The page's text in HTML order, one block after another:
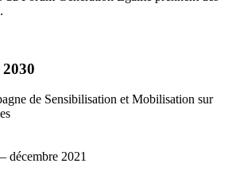
de Sensibilisation et Mobilisation sur
décembre 2021